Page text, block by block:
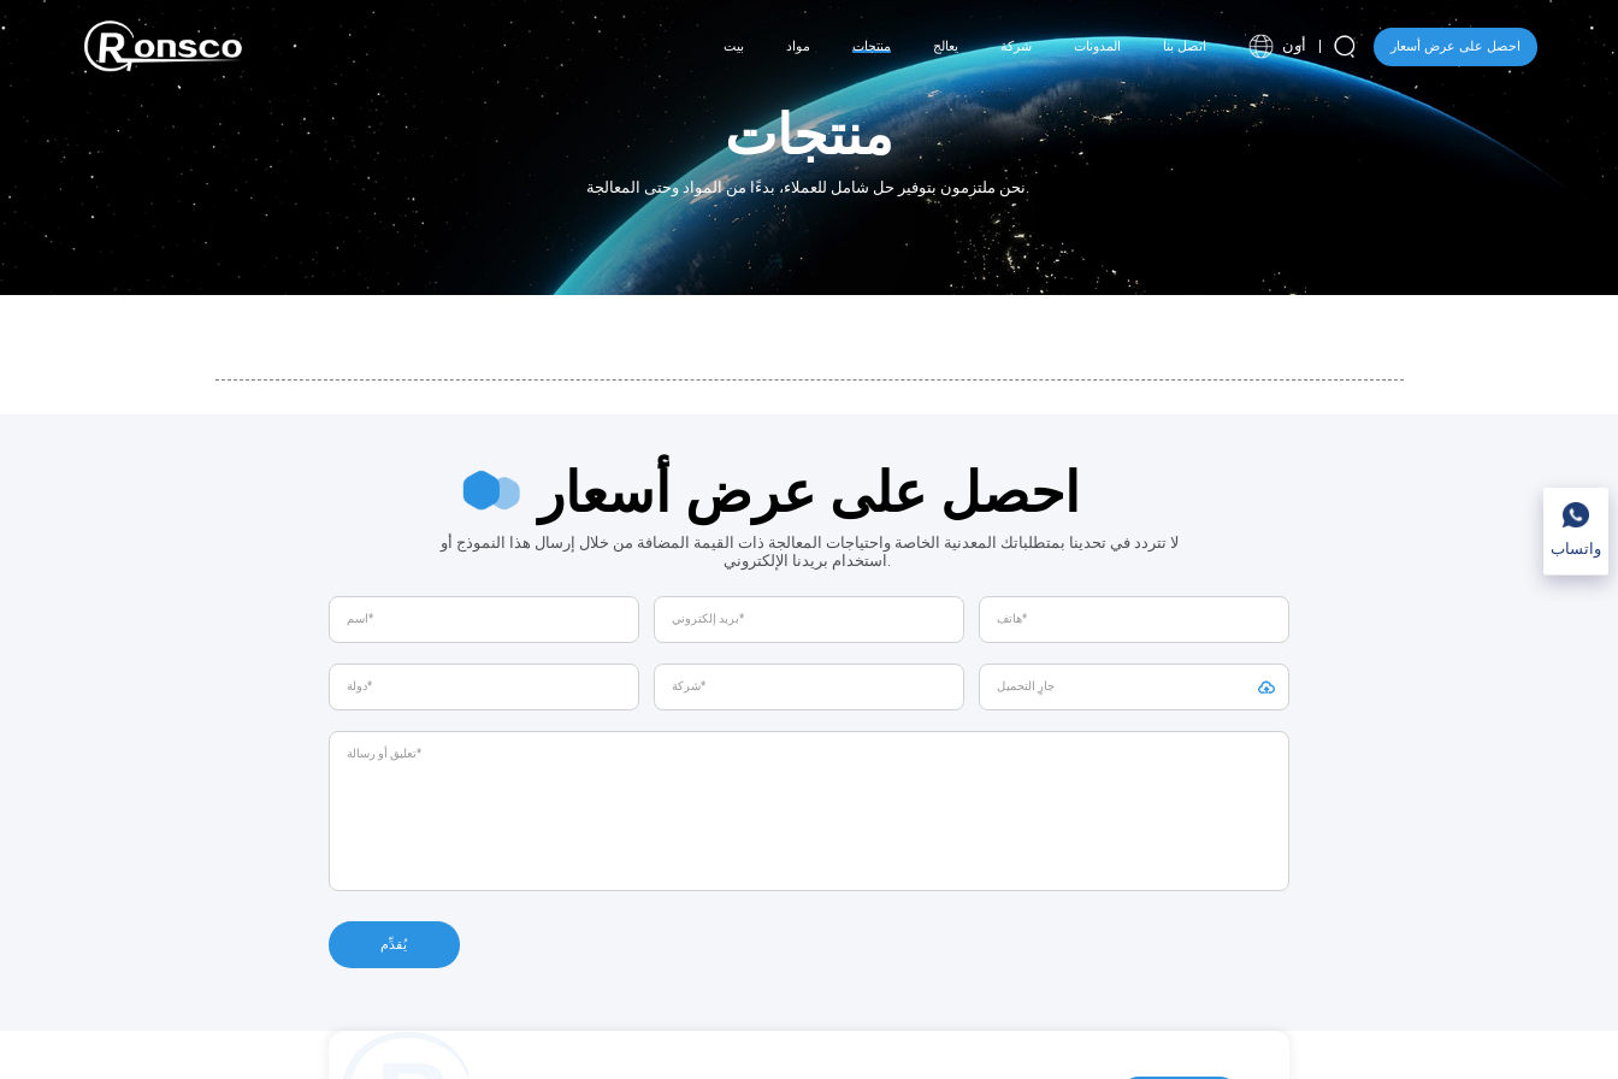
بيت مواد منتجات يعالج شركة المدونات اتصل بنا أون احصل على عرض أسعار
منتجات
نحن ملتزمون بتوفير حل شامل للعملاء، بدءًا من المواد وحتى المعالجة.
احصل على عرض أسعار
لا تتردد في تحدينا بمتطلباتك المعدنية الخاصة واحتياجات المعالجة ذات القيمة المضافة من خلال إرسال هذا النموذج أو
استخدام بريدنا الإلكتروني.
يُقدِّم
واتساب